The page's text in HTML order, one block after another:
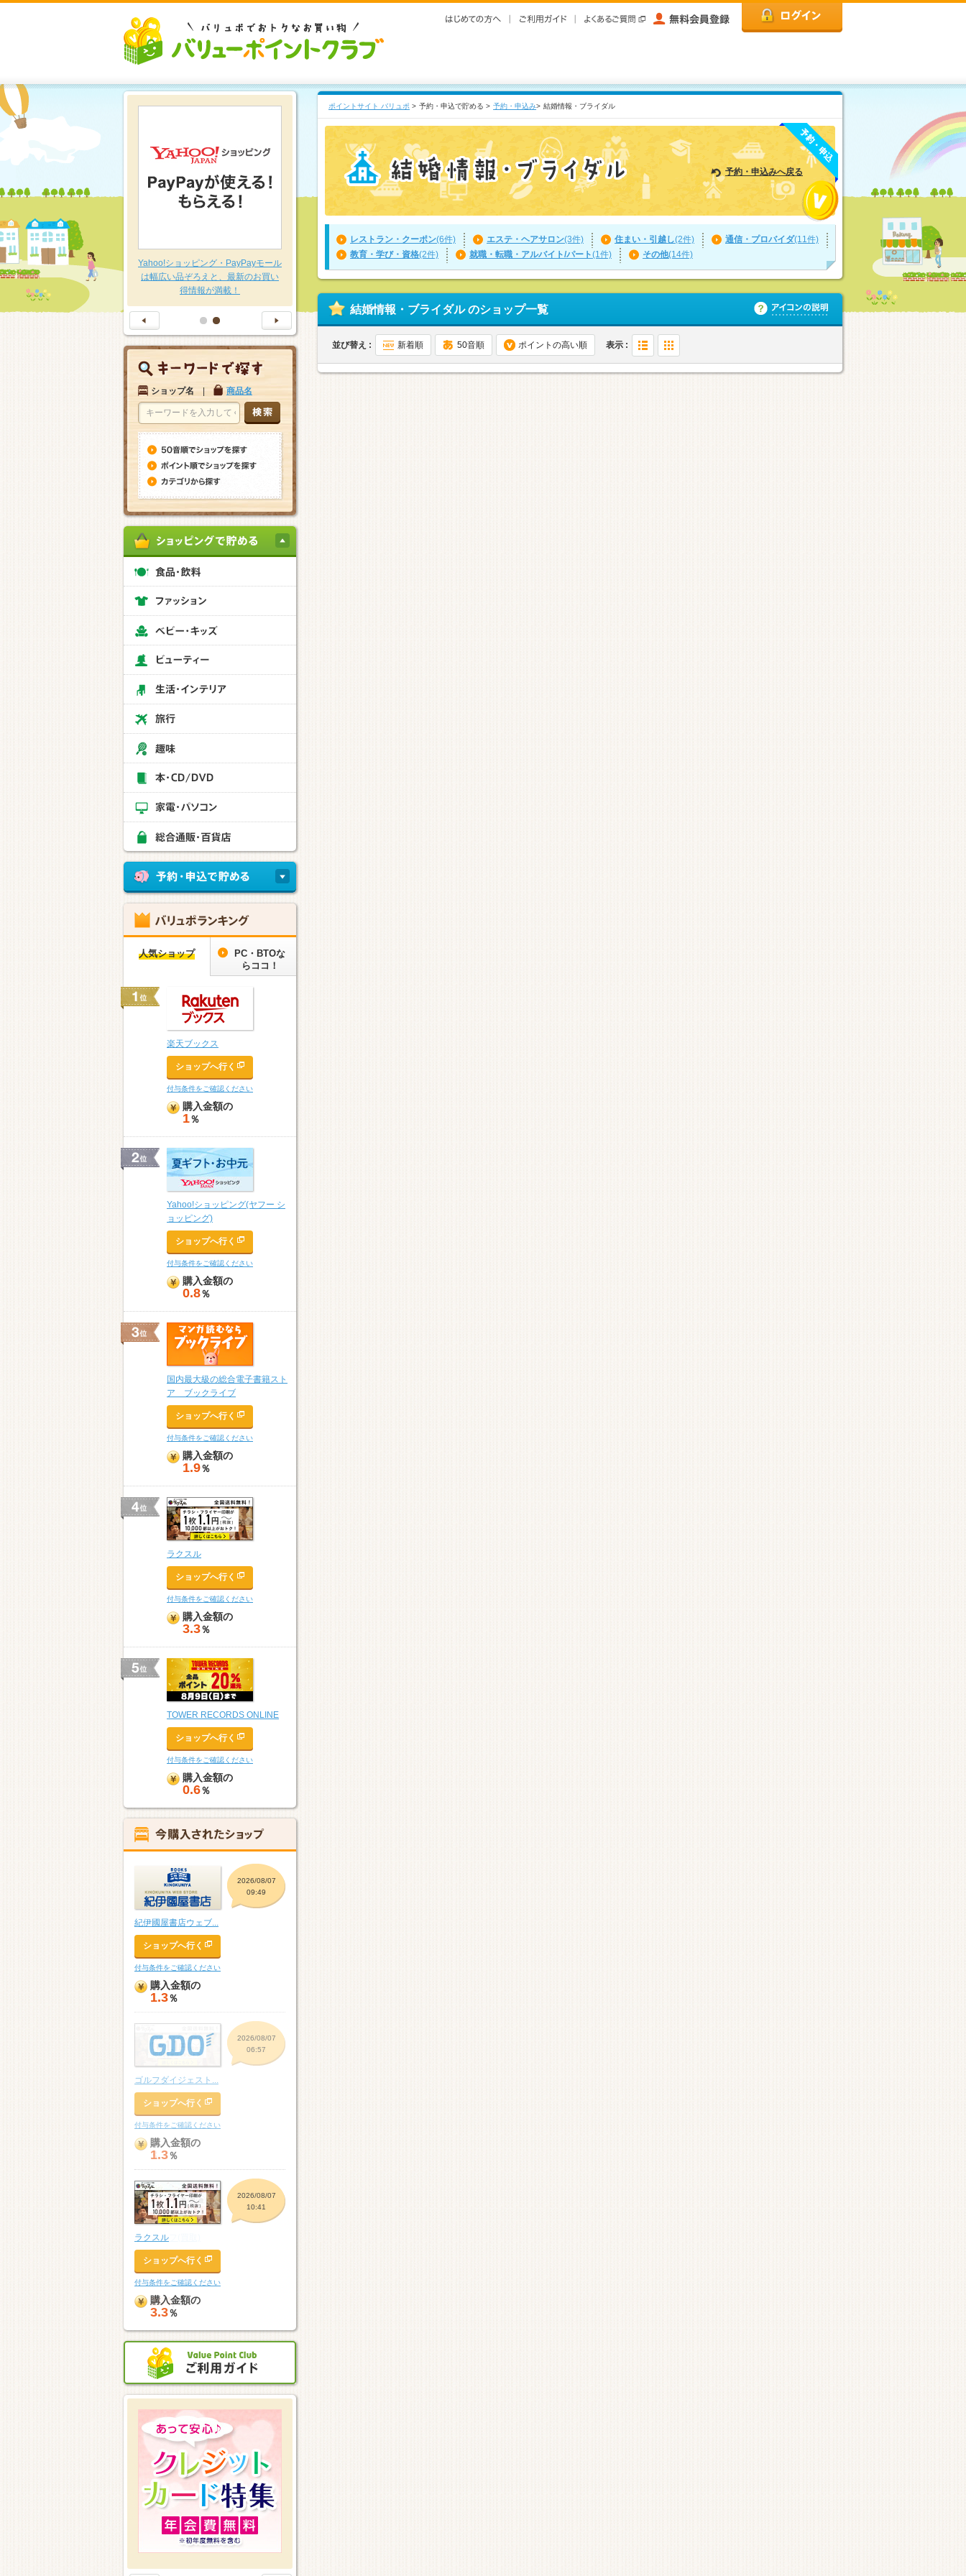
ポイントサイト バリュポ > 予約・申込で貯める > 予約・申込み> 結婚情報・ブライダル
予約・申込みへ戻る
レストラン・クーポン(6件) エステ・ヘアサロン(3件) 住まい・引越し(2件) 通信・プロバイダ(11件)
教育・学び・資格(2件) 就職・転職・アルバイト/パート(1件) その他(14件)
結婚情報・ブライダル のショップ一覧
並び替え : 新着順 50音順 ポイントの高い順 表示 :
豊富な品揃え～日用品特集～
Yahoo!ショッピング・PayPayモール
は幅広い品ぞろえと、最新のお買い
得情報が満載！
ショップ名 | 商品名
人気ショップ
PC・BTOな
らココ！
楽天ブックス
ショップへ行く
付与条件をご確認ください
購入金額の
1％
Yahoo!ショッピング(ヤフー シ
ョッピング)
ショップへ行く
付与条件をご確認ください
購入金額の
0.8％
国内最大級の総合電子書籍スト
ア ブックライブ
ショップへ行く
付与条件をご確認ください
購入金額の
1.9％
ラクスル
ショップへ行く
付与条件をご確認ください
購入金額の
3.3％
TOWER RECORDS ONLINE
ショップへ行く
付与条件をご確認ください
購入金額の
0.6％
2026/08/07
09:49
紀伊國屋書店ウェブ...
ショップへ行く
付与条件をご確認ください
購入金額の
1.3％
2026/08/07
06:57
ゴルフダイジェスト...
ショップへ行く
付与条件をご確認ください
購入金額の
1.3％
2026/08/07
06:36
ネットオフ(買取)
ショップへ行く
付与条件をご確認ください
264pt